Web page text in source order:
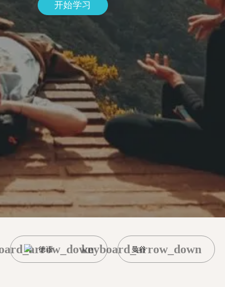
开始学习
德语 曼谷
keyboard_arrow_down